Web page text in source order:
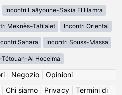
Incontri Laâyoune-Sakia El Hamra
Meknès-Tafilalet Incontri Oriental
Sahara Incontri Souss-Massa
Al Hoceima
| Negozio| Opinioni
Chi siamo| Privacy| Termini di